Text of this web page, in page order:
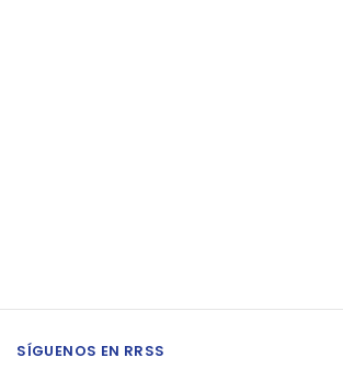
SÍGUENOS EN RRSS